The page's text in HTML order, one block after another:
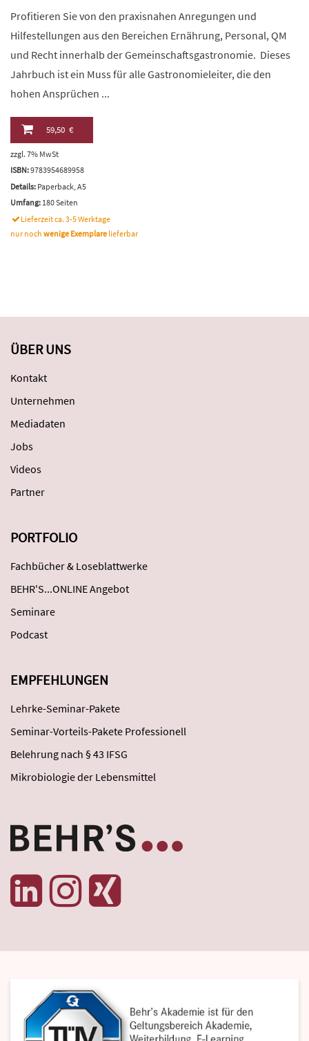
Profitieren Sie von den praxisnahen Anregungen und
Hilfestellungen aus den Bereichen Ernährung, Personal, QM
und Recht innerhalb der Gemeinschaftsgastronomie. Dieses
Jahrbuch ist ein Muss für alle Gastronomieleiter, die den
hohen Ansprüchen ...
59,50 €
zzgl. 7% MwSt
ISBN:9783954689958
Details: Paperback, A5
Umfang: 180 Seiten
Lieferzeit ca. 3-5 Werktage
nur noch wenige Exemplare lieferbar
ÜBER UNS
Kontakt
Unternehmen
Mediadaten
Jobs
Videos
Partner
PORTFOLIO
Fachbücher & Loseblattwerke
BEHR'S...ONLINE Angebot
Seminare
Podcast
EMPFEHLUNGEN
Lehrke-Seminar-Pakete
Seminar-Vorteils-Pakete Professionell
Belehrung nach § 43 IFSG
Mikrobiologie der Lebensmittel